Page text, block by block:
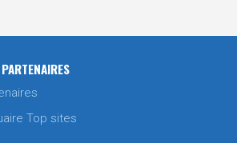
PARTENAIRES
Top sites